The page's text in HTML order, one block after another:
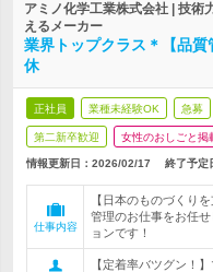
アミノ化学工業株式会社 | 技術
えるメーカー
業界トップクラス＊【品
休
正社員 業種未経験OK 急募
第二新卒歓迎 女性のおしごと掲
情報更新日：2026/02/17 終了予定
仕事内容
【日本のものづくり
管理のお仕事をお任
ョンです！
【定着率バツグン！